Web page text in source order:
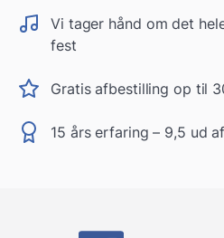
Vi tager hånd om det
fest
Gratis afbestilling op til
15 års erfaring – 9,5 ud